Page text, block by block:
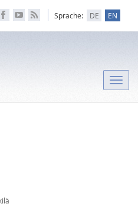
Sprache: DE EN
Toggle